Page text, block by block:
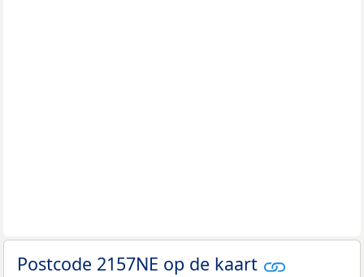
Postcode 2157NE op de kaart